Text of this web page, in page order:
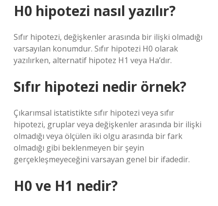
H0 hipotezi nasıl yazılır?
Sıfır hipotezi, değişkenler arasında bir ilişki olmadığı
varsayılan konumdur. Sıfır hipotezi H0 olarak
yazılırken, alternatif hipotez H1 veya Ha’dır.
Sıfır hipotezi nedir örnek?
Çıkarımsal istatistikte sıfır hipotezi veya sıfır
hipotezi, gruplar veya değişkenler arasında bir ilişki
olmadığı veya ölçülen iki olgu arasında bir fark
olmadığı gibi beklenmeyen bir şeyin
gerçekleşmeyeceğini varsayan genel bir ifadedir.
H0 ve H1 nedir?